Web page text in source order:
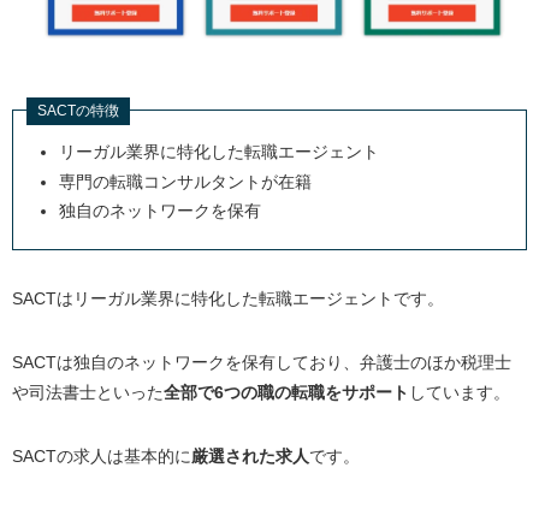
SACTの特徴
リーガル業界に特化した転職エージェント
専門の転職コンサルタントが在籍
独自のネットワークを保有
SACTはリーガル業界に特化した転職エージェントです。
SACTは独自のネットワークを保有しており、弁護士のほか税理士
や司法書士といった全部で6つの職の転職をサポート しています。
SACTの求人は基本的に厳選された求人です。